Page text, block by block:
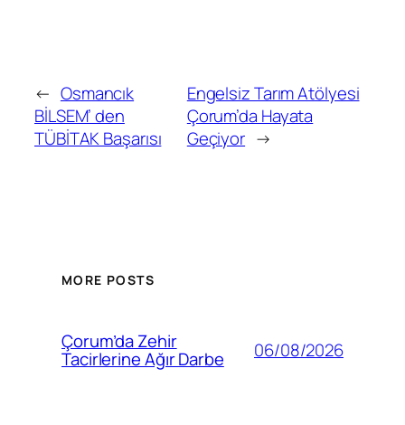
← Osmancık
BİLSEM’ den
TÜBİTAK Başarısı
Engelsiz Tarım Atölyesi
Çorum’da Hayata
Geçiyor →
MORE POSTS
Çorum’da Zehir
Tacirlerine Ağır Darbe 06/08/2026